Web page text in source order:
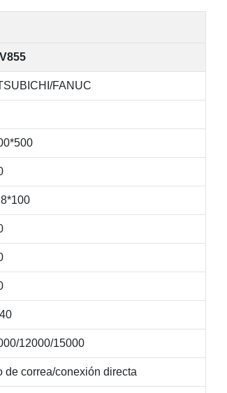
FANUC
12000/15000
de correa/conexión directa